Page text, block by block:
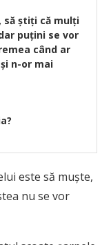
să ştiţi că mulţi
puţini se vor
când ar
n-or mai
este să muşte,
nu se vor